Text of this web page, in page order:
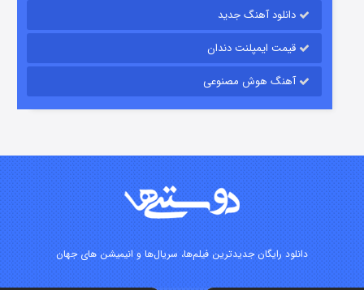
قسمت۲ (دوبله) منتشر شد
دانلود آهنگ جدید
قیمت ایمپلنت دندان
آهنگ هوش مصنوعی
دانلود رایگان جدیدترین فیلم‌ها، سریال‌ها و انیمیشن های جهان